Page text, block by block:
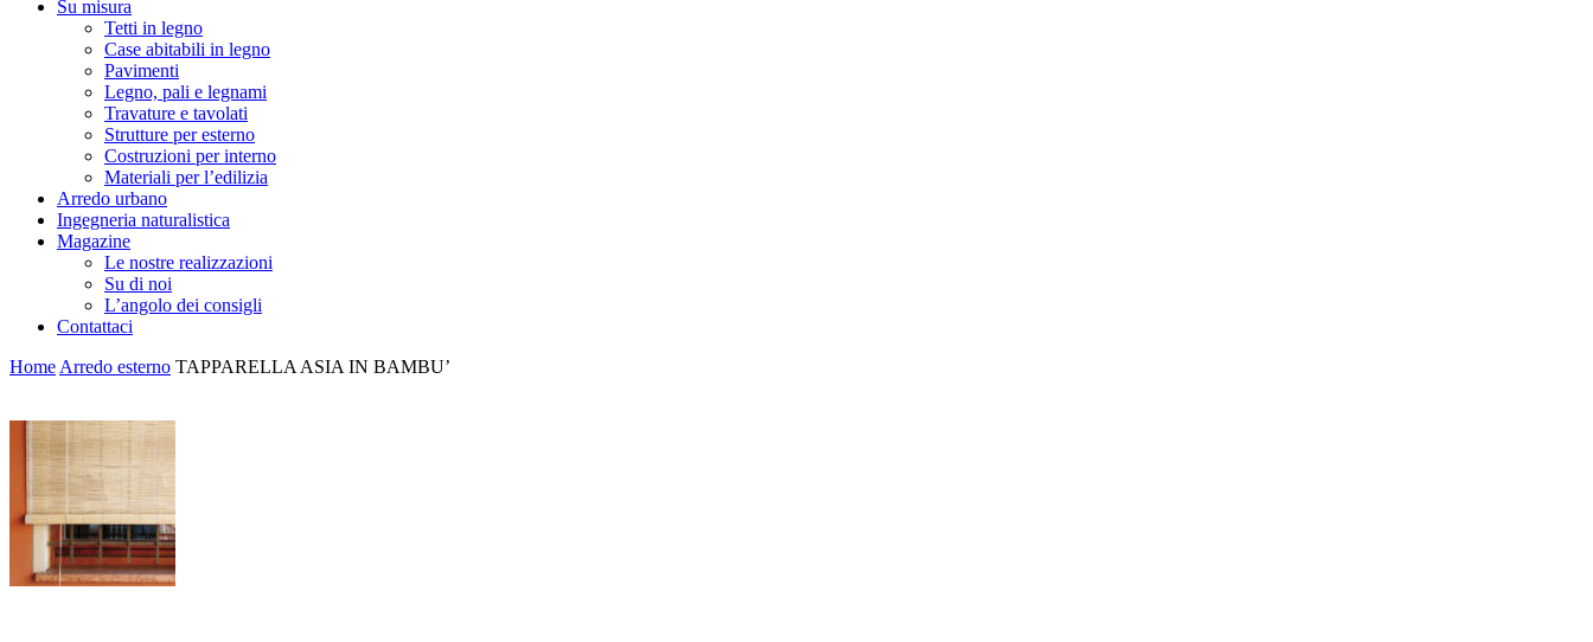
Su misura
Tetti in legno
Case abitabili in legno
Pavimenti
Legno, pali e legnami
Travature e tavolati
Strutture per esterno
Costruzioni per interno
Materiali per l’edilizia
Arredo urbano
Ingegneria naturalistica
Magazine
Le nostre realizzazioni
Su di noi
L’angolo dei consigli
Contattaci
Home Arredo esterno TAPPARELLA ASIA IN BAMBU’